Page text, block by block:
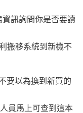
訊詢問你是否要讀
搬移系統到新機不
要以為換到新買的
員馬上可查到這本